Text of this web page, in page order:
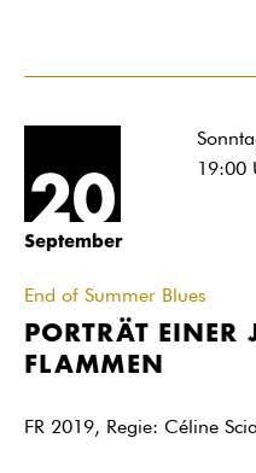
20
September
19:00
End of Summer Blues
PORTRÄT
FLAMMEN
FR 2019, Regie: Céline